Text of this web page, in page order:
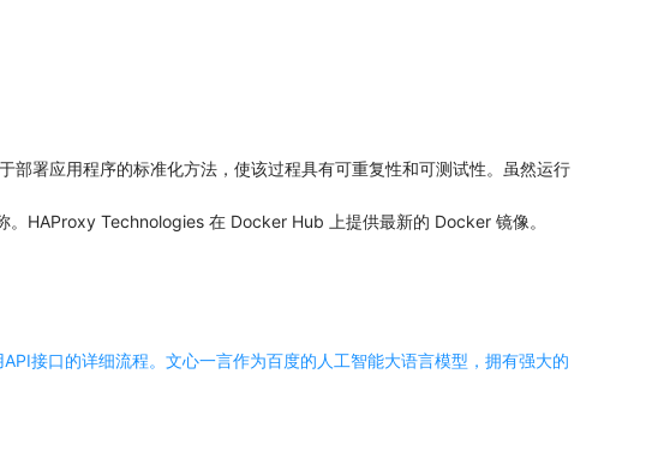
署应用程序的标准化方法，使该过程具有可重复性和可测试性。虽然运行
HAProxy Technologies 在 Docker Hub 上提供最新的 Docker 镜像。
接口的详细流程。文心一言作为百度的人工智能大语言模型，拥有强大的